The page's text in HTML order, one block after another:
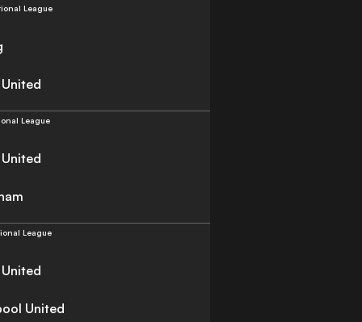
League
League
League
United